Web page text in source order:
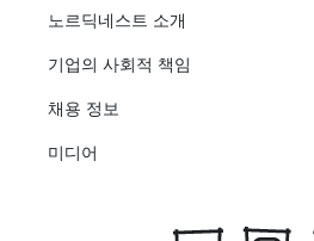
노르딕네스트 소개
기업의 사회적 책임
채용 정보
미디어